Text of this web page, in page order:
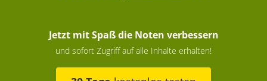
Jetzt mit Spaß die Noten verbessern
und sofort Zugriff auf alle Inhalte erhalten!